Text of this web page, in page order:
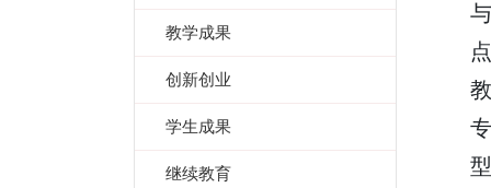
教学成果
创新创业
学生成果
继续教育